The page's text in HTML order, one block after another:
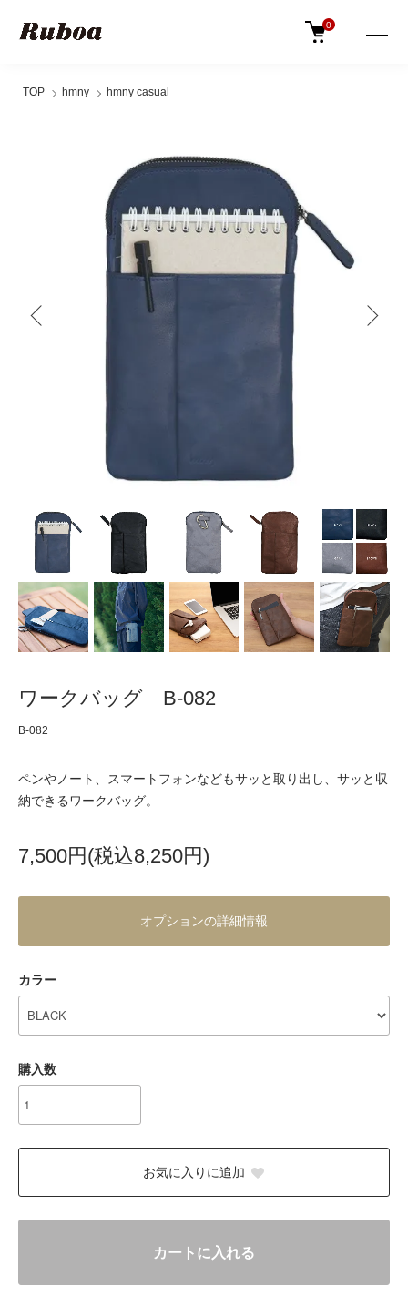
0
TOP hmny hmny casual
ワークバッグ B-082
B-082
ペンやノート、スマートフォンなどもサッと取り出し、サッと収
納できるワークバッグ。
7,500円(税込8,250円)
オプションの詳細情報
カラー
購入数
お気に入りに追加
カートに入れる